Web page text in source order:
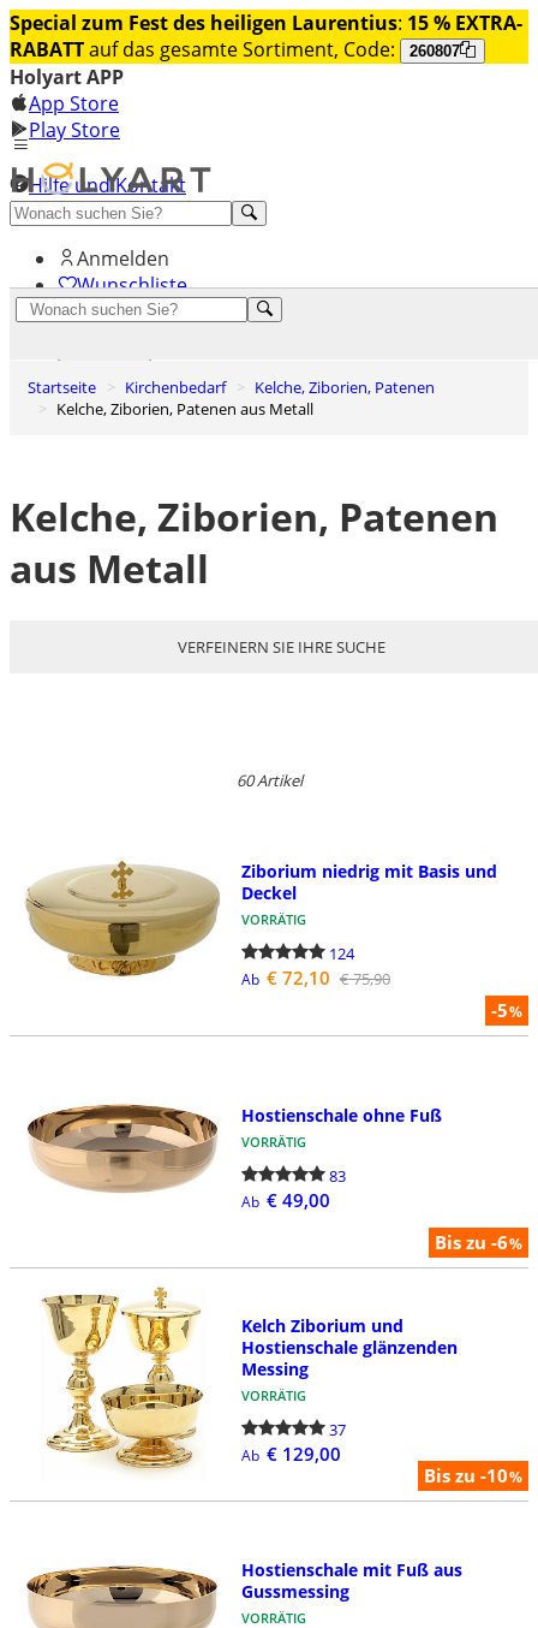
Special zum Fest des heiligen Laurentius: 15 % EXTRA-
RABATTauf das gesamte Sortiment, Code: 260807
Holyart APP
App Store
Play Store
Hilfe und Kontakt
Entdecken Sie Premium
Anmelden
Wunschliste
Startseite Kirchenbedarf
Kelche, Ziborien, Patenen
Kelche, Ziborien, Patenen aus Metall
Kelche, Ziborien, Patenen
aus Metall
VERFEINERN SIE IHRE SUCHE
60 Artikel
-5%
Ziborium niedrig mit Basis und
Deckel
VORRÄTIG
124
Ab € 72,10 € 75,90
Bis zu -6%
Hostienschale ohne Fuß
VORRÄTIG
83
Ab € 49,00
Bis zu -10%
Kelch Ziborium und
Hostienschale glänzenden
Messing
VORRÄTIG
37
Ab € 129,00
Hostienschale mit Fuß aus
Gussmessing
VORRÄTIG